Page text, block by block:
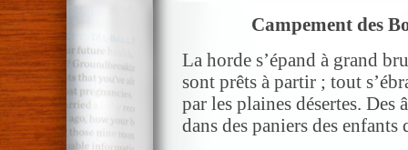
Campement des
La horde s’épand à grand
sont prêts à partir ; tout
par les plaines désertes. Des
dans des paniers des enfants